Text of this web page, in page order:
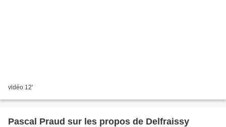
vidéo 12'
Pascal Praud sur les propos de Delfraissy